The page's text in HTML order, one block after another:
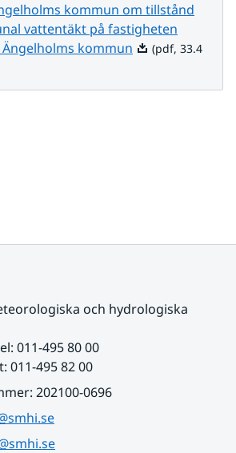
kommun om tillstånd
vattentäkt på fastigheten
Ängelholms kommun Pdf, 33.4 kB.
(pdf, 33.4
och hydrologiska
011-495 80 00
011-495 82 00
202100-0696